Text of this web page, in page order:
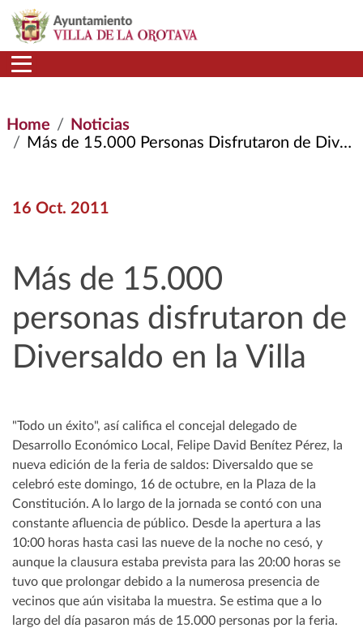
Skip to main content
Home
Noticias
Más de 15.000 Personas Disfrutaron de Diversaldo En La Villa
16 Oct. 2011
Más de 15.000
personas disfrutaron de
Diversaldo en la Villa
"Todo un éxito", así califica el concejal delegado de
Desarrollo Económico Local, Felipe David Benítez Pérez, la
nueva edición de la feria de saldos: Diversaldo que se
celebró este domingo, 16 de octubre, en la Plaza de la
Constitución. A lo largo de la jornada se contó con una
constante afluencia de público. Desde la apertura a las
10:00 horas hasta casi las nueve de la noche no cesó, y
aunque la clausura estaba prevista para las 20:00 horas se
tuvo que prolongar debido a la numerosa presencia de
vecinos que aún visitaba la muestra. Se estima que a lo
largo del día pasaron más de 15.000 personas por la feria.